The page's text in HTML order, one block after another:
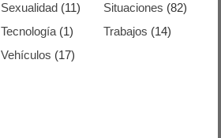
Sexualidad (11) Situaciones (82)
Tecnología (1) Trabajos (14)
Vehículos (17)